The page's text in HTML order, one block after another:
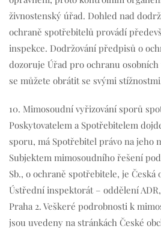
živnostenský úřad. Dohled nad
ochraně spotřebitelů provádí
inspekce. Dodržování předpisů o
dozoruje Úřad pro ochranu
se můžete obrátit se svými
10. Mimosoudní vyřizování sporů
Poskytovatelem a Spotřebitelem
sporu, má Spotřebitel právo na jeho
Subjektem mimosoudního řešení
Sb., o ochraně spotřebitele, je Česká
Ústřední inspektorát – oddělení ADR,
Praha 2. Veškeré podrobnosti k
jsou uvedeny na stránkách České